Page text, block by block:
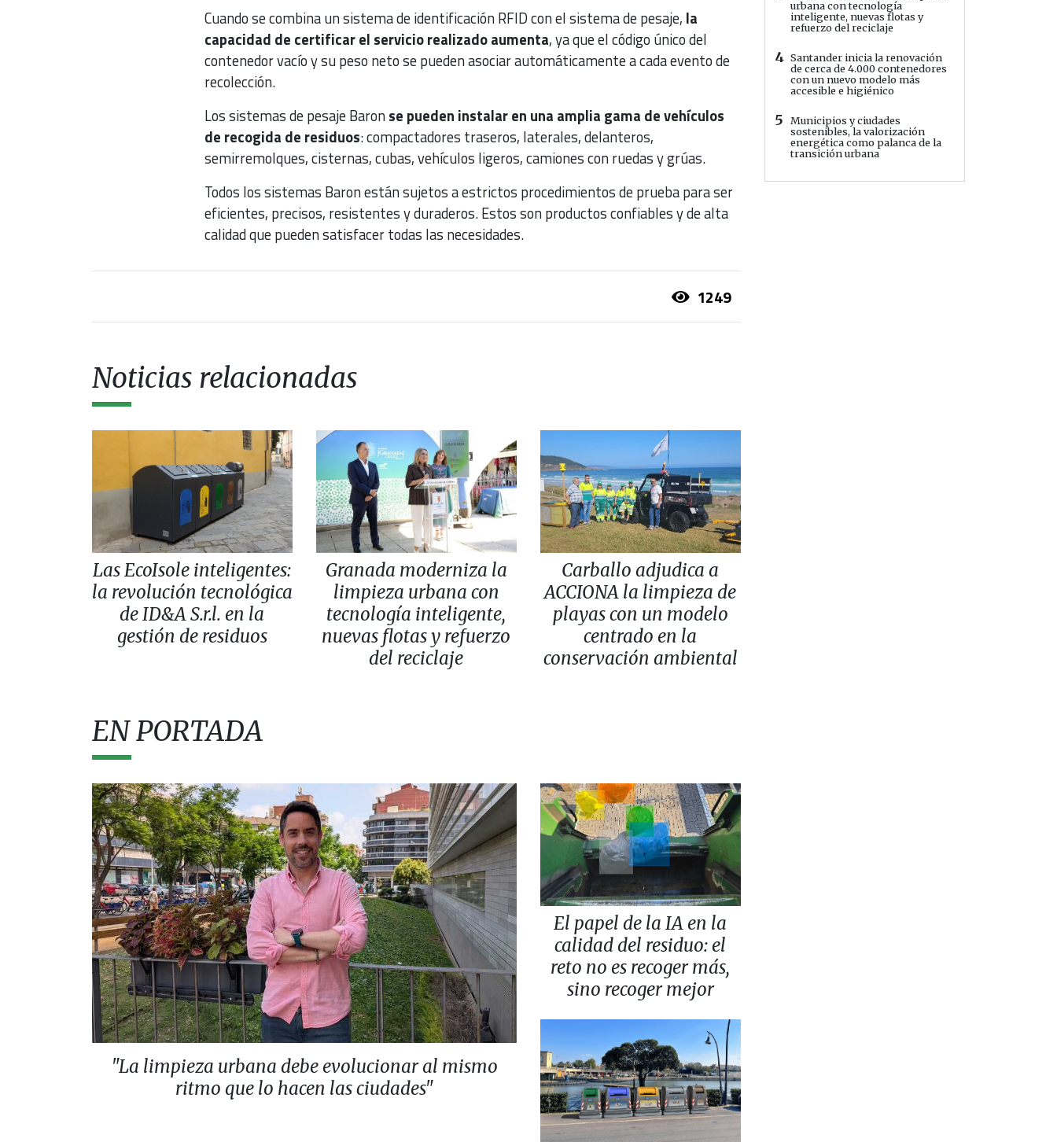
Cuando se combina un sistema de identificación RFID con el sistema de pesaje, la
capacidad de certificar el servicio realizado aumenta, ya que el código único del
contenedor vacío y su peso neto se pueden asociar automáticamente a cada evento de
recolección.
Los sistemas de pesaje Baronse pueden instalar en una amplia gama de vehículos
de recogida de residuos: compactadores traseros, laterales, delanteros,
semirremolques, cisternas, cubas, vehículos ligeros, camiones con ruedas y grúas.
Todos los sistemas Baron están sujetos a estrictos procedimientos de prueba para ser
eficientes, precisos, resistentes y duraderos. Estos son productos confiables y de alta
calidad que pueden satisfacer todas las necesidades.
1249
Noticias relacionadas
Las EcoIsole inteligentes:
la revolución tecnológica
de ID&A S.r.l. en la
gestión de residuos
Granada moderniza la
limpieza urbana con
tecnología inteligente,
nuevas flotas y refuerzo
del reciclaje
Carballo adjudica a
ACCIONA la limpieza de
playas con un modelo
centrado en la
conservación ambiental
EN PORTADA
"La limpieza urbana debe evolucionar al mismo
ritmo que lo hacen las ciudades"
El papel de la IA en la
calidad del residuo: el
reto no es recoger más,
sino recoger mejor
urbana con tecnología
inteligente, nuevas flotas y
refuerzo del reciclaje
4 Santander inicia la renovación
de cerca de 4.000 contenedores
con un nuevo modelo más
accesible e higiénico
5
Municipios y ciudades
sostenibles, la valorización
energética como palanca de la
transición urbana